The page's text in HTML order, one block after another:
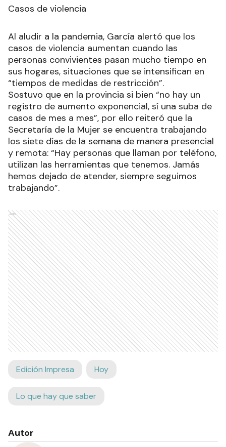
Casos de violencia
Al aludir a la pandemia, García alertó que los
casos de violencia aumentan cuando las
personas convivientes pasan mucho tiempo en
sus hogares, situaciones que se intensifican en
“tiempos de medidas de restricción”.
Sostuvo que en la provincia si bien “no hay un
registro de aumento exponencial, sí una suba de
casos de mes a mes”, por ello reiteró que la
Secretaría de la Mujer se encuentra trabajando
los siete días de la semana de manera presencial
y remota: “Hay personas que llaman por teléfono,
utilizan las herramientas que tenemos. Jamás
hemos dejado de atender, siempre seguimos
trabajando”.
Ads
Edición Impresa Hoy
Lo que hay que saber
Autor